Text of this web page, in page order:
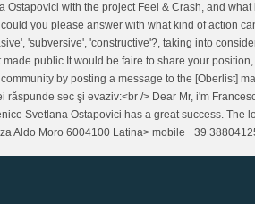
with the project Feel & Crash, and what
you please answer with what kind of action
'subversive', 'constructive'?, taking into
public.It would be faire to share your
by posting a message to the [Oberlist]
sec şi evaziv:<br /> Dear Mr, i'm
Svetlana Ostapovici has a great success. The
Aldo Moro 6004100 Latina> mobile +39